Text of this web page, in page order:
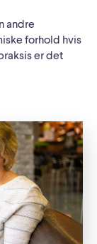
andre
forhold hvis
er det